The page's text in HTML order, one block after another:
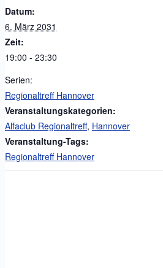
Datum:
6. März 2031
Zeit:
19:00 - 23:30
Serien:
Regionaltreff Hannover
Veranstaltungskategorien:
Alfaclub Regionaltreff, Hannover
Veranstaltung-Tags:
Regionaltreff Hannover